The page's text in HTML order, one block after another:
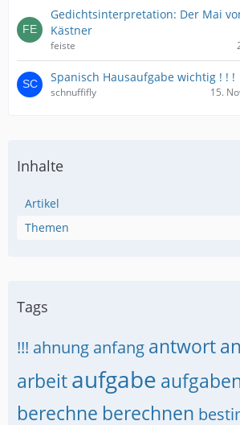
Gedichtsinterpretation: Der Mai
Kästner
feiste
Spanisch Hausaufgabe wichtig ! ! !
schnuffifly
15.
Inhalte
Artikel
Themen
Tags
!!! ahnung anfang antwort
arbeitaufgabe
berechne berechnen